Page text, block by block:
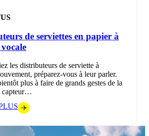
de serviettes en papier à
les distributeurs de serviette à
préparez-vous à leur parler.
plus à faire de grands gestes de la
capteur…